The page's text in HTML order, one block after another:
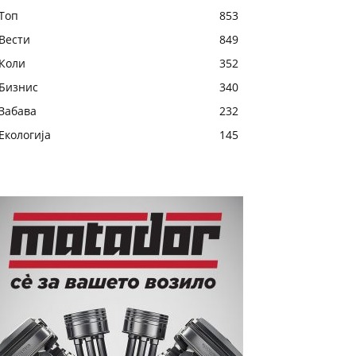
853
Вести
849
Коли
352
Бизнис
340
232
Екологија
145